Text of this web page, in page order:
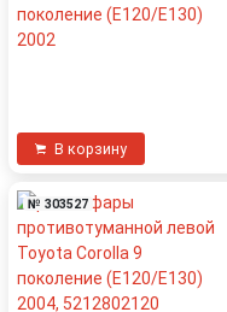
В корзину
№ 303527